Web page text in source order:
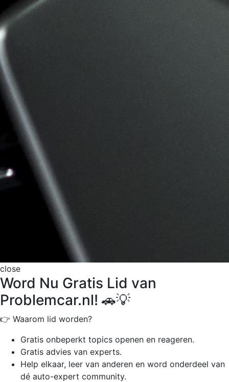
close
Word Nu Gratis Lid van
Problemcar.nl! 🚗💡
👉 Waarom lid worden?
Gratis onbeperkt topics openen en reageren.
Gratis advies van experts.
Help elkaar, leer van anderen en word onderdeel van
dé auto-expert community.